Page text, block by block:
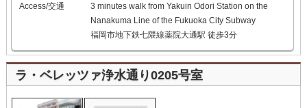
Access/交通
3 minutes walk from Yakuin Odori Station on the
Nanakuma Line of the Fukuoka City Subway
福岡市地下鉄七隈線薬院大通駅 徒歩3分
ラ・ベレッツァ浄水通り0205号室